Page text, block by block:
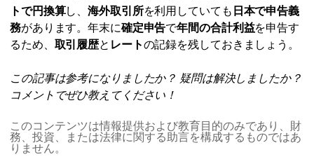
トで円換算し、海外取引所を利用していても 日本で申告義
務があります。年末に確定申告で年間の合計利益を申告す
るため、 取引履歴と レートの記録を残しておきましょう。
この記事は参考になりましたか？ 疑問は解決しましたか？
コメントでぜひ教えてください！
このコンテンツは情報提供および教育目的のみであり、財
務、投資、または法律に関する助言を構成するものではあ
りません。